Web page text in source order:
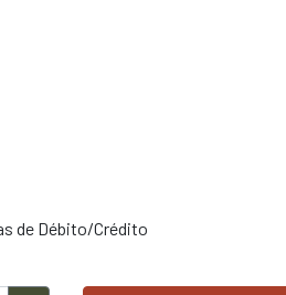
de Débito/Crédito